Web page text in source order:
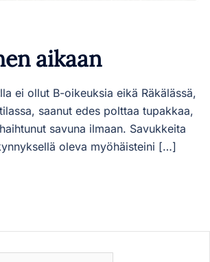
aikaan
ei ollut B-oikeuksia eikä Räkälässä,
saanut edes polttaa tupakkaa,
savuna ilmaan. Savukkeita
oleva myöhäisteini […]